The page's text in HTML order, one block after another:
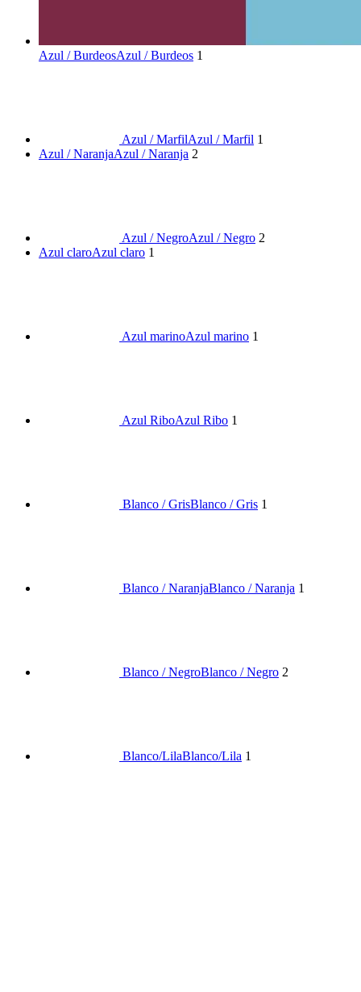
Azul / BurdeosAzul / Burdeos 1
Azul / MarfilAzul / Marfil 1
Azul / NaranjaAzul / Naranja 2
Azul / NegroAzul / Negro 2
Azul claroAzul claro 1
Azul marinoAzul marino 1
Azul RiboAzul Ribo 1
Blanco / GrisBlanco / Gris 1
Blanco / NaranjaBlanco / Naranja 1
Blanco / NegroBlanco / Negro 2
Blanco/LilaBlanco/Lila 1